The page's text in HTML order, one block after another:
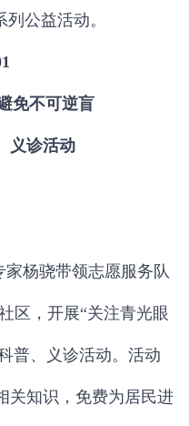
公益活动。
免不可逆盲
义诊活动
杨骁带领志愿服务队
区，开展“关注青光眼
普、义诊活动。活动
关知识，免费为居民进